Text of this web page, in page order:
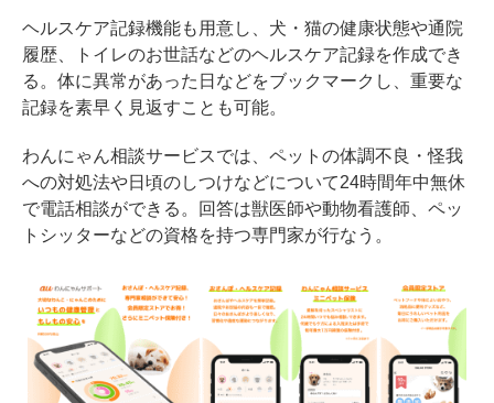
ヘルスケア記録機能も用意し、犬・猫の健康状態や通院
履歴、トイレのお世話などのヘルスケア記録を作成でき
る。体に異常があった日などをブックマークし、重要な
記録を素早く見返すことも可能。
わんにゃん相談サービスでは、ペットの体調不良・怪我
への対処法や日頃のしつけなどについて24時間年中無休
で電話相談ができる。回答は獣医師や動物看護師、ペッ
トシッターなどの資格を持つ専門家が行なう。